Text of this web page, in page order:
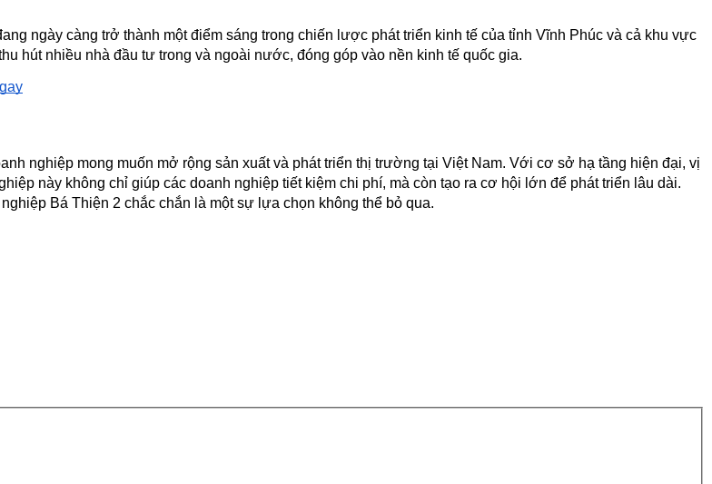
ngày càng trở thành một điểm sáng trong chiến lược phát triển kinh tế của tỉnh Vĩnh Phúc và cả khu vực
hút nhiều nhà đầu tư trong và ngoài nước, đóng góp vào nền kinh tế quốc gia.
nghiệp mong muốn mở rộng sản xuất và phát triển thị trường tại Việt Nam. Với cơ sở hạ tầng hiện đại, vị
này không chỉ giúp các doanh nghiệp tiết kiệm chi phí, mà còn tạo ra cơ hội lớn để phát triển lâu dài.
Bá Thiện 2 chắc chắn là một sự lựa chọn không thể bỏ qua.